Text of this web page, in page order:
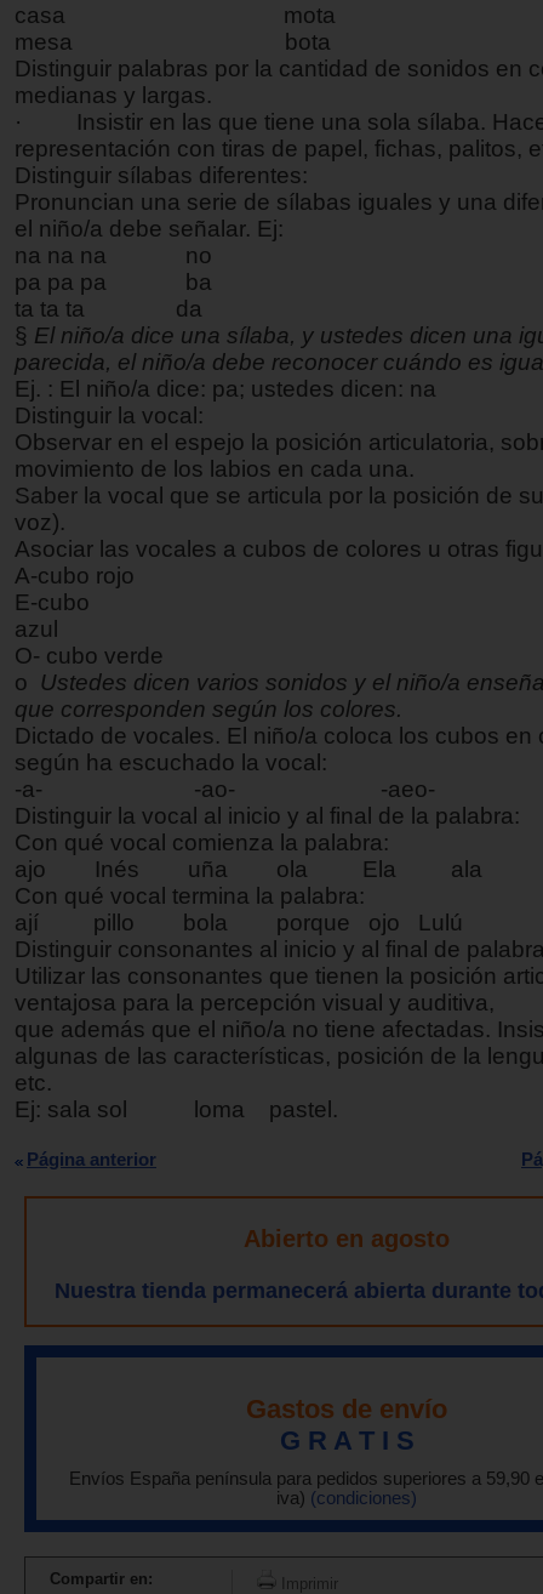
casa mota
mesa bota
Distinguir palabras por la cantidad de sonidos en
medianas y largas.
·
Insistir en las que tiene una sola sílaba.
representación con tiras de papel, fichas, palitos,
Distinguir sílabas diferentes:
Pronuncian una serie de sílabas iguales y una
el niño/a debe señalar. Ej:
na na na no
pa pa pa ba
ta ta ta
da
§ El niño/a dice una sílaba, y ustedes dicen una
parecida, el niño/a debe reconocer cuándo es
Ej. : El niño/a dice: pa; ustedes dicen: na
Distinguir la vocal:
Observar en el espejo la posición articulatoria,
movimiento de los labios en cada una.
Saber la vocal que se articula por la posición de
voz).
Asociar las vocales a cubos de colores u otras
A-cubo rojo
E-cubo
azul
O- cubo verde
o
Ustedes dicen varios sonidos y el niño/a
que corresponden según los colores.
Dictado de vocales. El niño/a coloca los cubos en
según ha escuchado la vocal:
-a- -ao- -aeo-
Distinguir la vocal al inicio y al final de la palabra:
Con qué vocal comienza la palabra:
ajo Inés uña ola Ela ala
Con qué vocal termina la palabra:
ají pillo bola porque ojo Lulú
Distinguir consonantes al inicio y al final de
Utilizar las consonantes que tienen la posición
ventajosa para la percepción visual y auditiva,
que además que el niño/a no tiene afectadas.
algunas de las características, posición de la
etc.
Ej: sala sol loma pastel.
Página anterior
Abierto en agosto
Nuestra tienda permanecerá abierta durante
Gastos de envío
G R A T I S
Envíos España península para pedidos superiores a 59,90
iva) (condiciones)
Compartir en:
Imprimir